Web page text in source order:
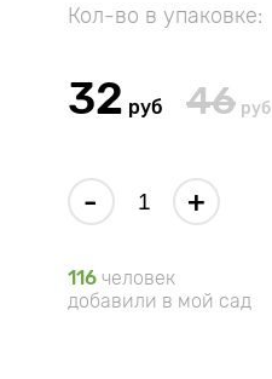
Кол-во в упаковке:
32 руб 46 руб
- +
116 человек
добавили в мой сад